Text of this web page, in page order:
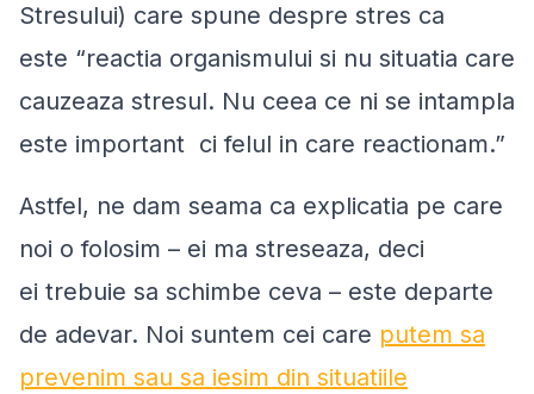
Stresului) care spune despre stres ca
este “reactia organismului si nu situatia care
cauzeaza stresul. Nu ceea ce ni se intampla
este important ci felul in care reactionam.”
Astfel, ne dam seama ca explicatia pe care
noi o folosim – ei ma streseaza, deci
ei trebuie sa schimbe ceva – este departe
de adevar. Noi suntem cei care putem sa
prevenim sau sa iesim din situatiile